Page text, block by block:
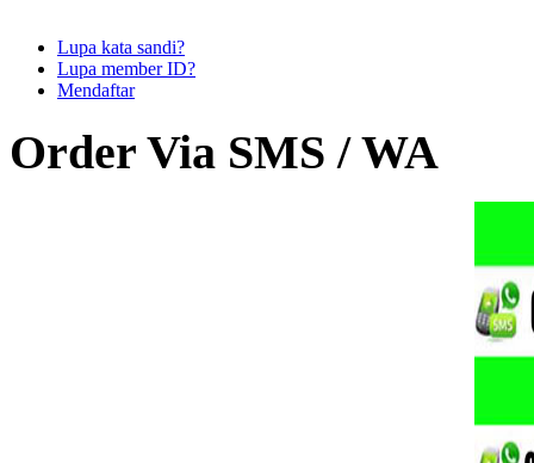
Lupa kata sandi?
Lupa member ID?
Mendaftar
Order Via SMS / WA